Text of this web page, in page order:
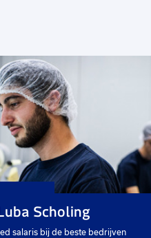
Scholing
salaris bij de beste bedrijven